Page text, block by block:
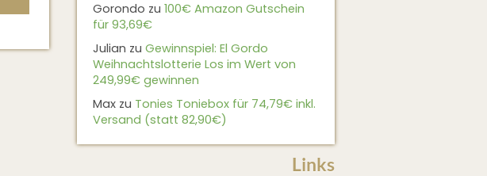
Gorondo zu 100€ Amazon Gutschein
für 93,69€
Julian zu Gewinnspiel: El Gordo
Weihnachtslotterie Los im Wert von
249,99€ gewinnen
Max zu Tonies Toniebox für 74,79€ inkl.
Versand (statt 82,90€)
Links